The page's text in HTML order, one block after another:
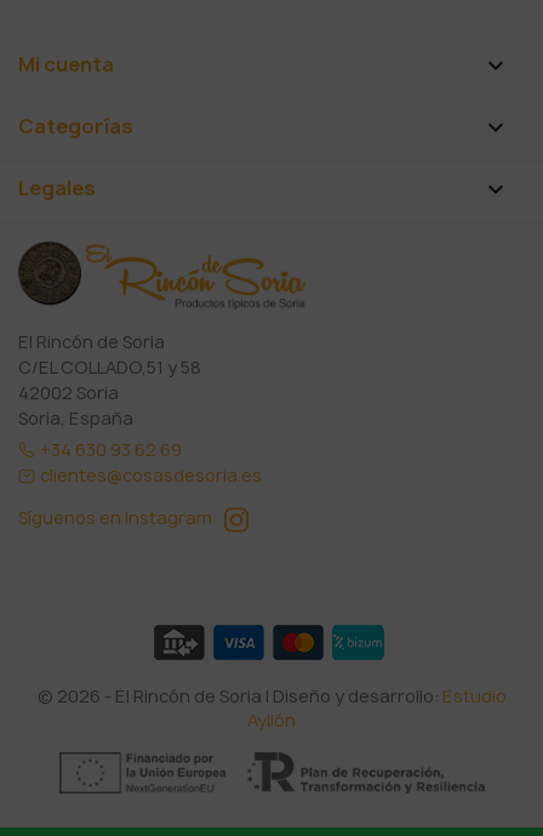
Mi cuenta 
Categorías 
Legales 
El Rincón de Soria
C/EL COLLADO,51 y 58
42002 Soria
Soria, España
+34 630 93 62 69
clientes@cosasdesoria.es
Síguenos en Instagram
© 2026 - El Rincón de Soria | Diseño y desarrollo: Estudio
Ayllón